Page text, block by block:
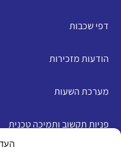
דפי שכבות
הודעות מזכירות
מערכת השעות
פניות תקשוב ותמיכה טכנית